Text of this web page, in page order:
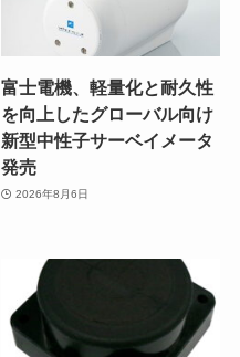
富士電機、軽量化と耐久性
を向上したグローバル向け
新型中性子サーベイメータ
発売
2026年8月6日